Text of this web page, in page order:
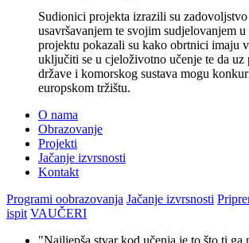
Sudionici projekta izrazili su
usavršavanjem te svojim sudjelovanjem
projektu pokazali su kako obrtnici imaju
uključiti se u cjeloživotno učenje te da uz
države i komorskog sustava mogu
europskom tržištu.
O nama
Obrazovanje
Projekti
Jačanje izvrsnosti
Kontakt
Programi oobrazovanja Jačanje izvrsnosti
ispit VAUČERI
"Najljepša stvar kod učenja je to što ti ga